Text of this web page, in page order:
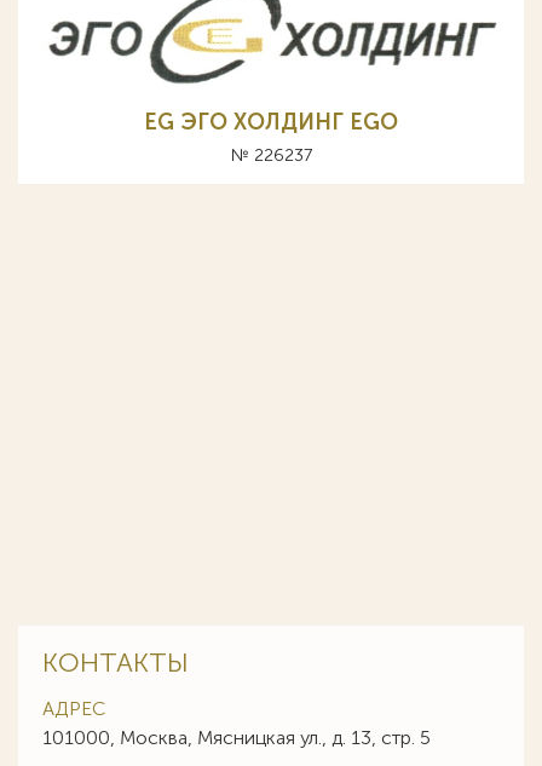
EG ЭГО ХОЛДИНГ EGO
№ 226237
КОНТАКТЫ
АДРЕС
101000, Москва, Мясницкая ул., д. 13, стр. 5